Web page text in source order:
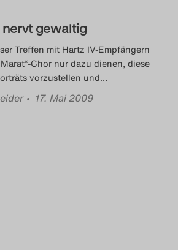
gewaltig
Treffen mit Hartz IV-Empfängern
Chor nur dazu dienen, diese
vorzustellen und…
• 17. Mai 2009